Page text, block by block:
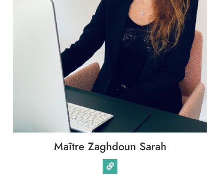
Immobilier
Famille
Patrimoine
Entreprise
International
Collectivités
Maître Zaghdoun Sarah